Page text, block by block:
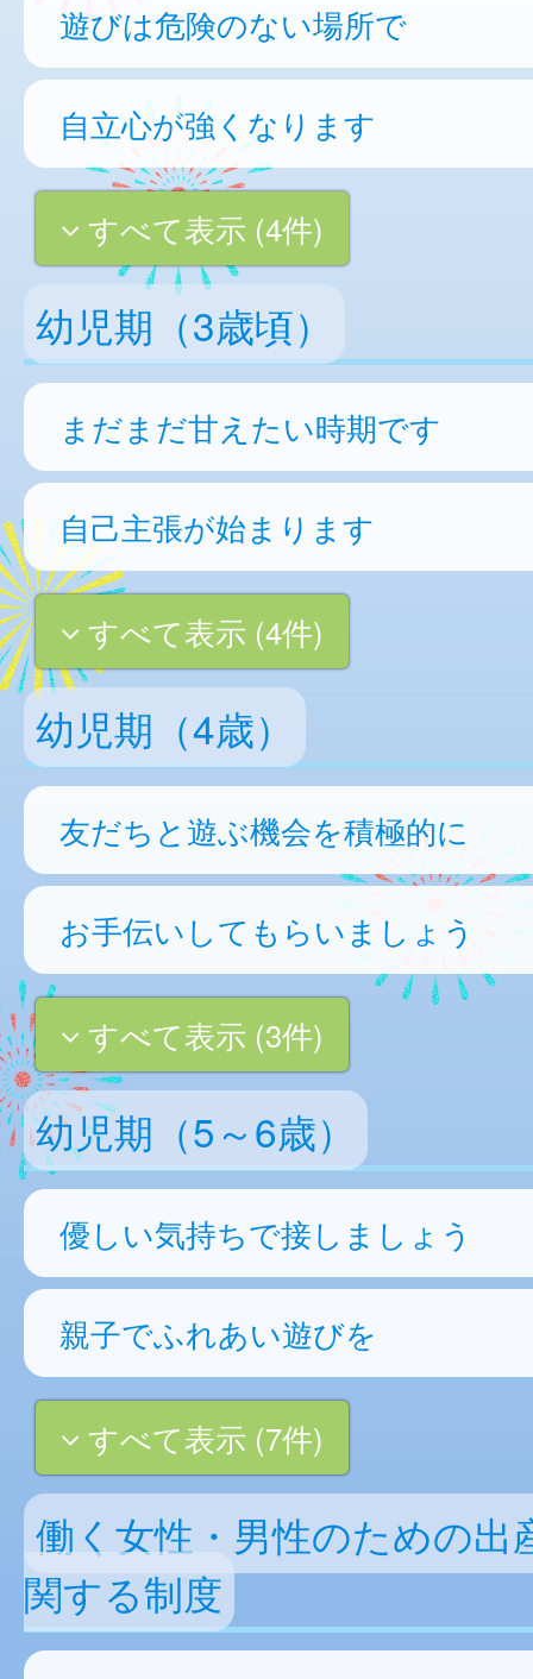
遊びは危険のない場所で
自立心が強くなります
すべて表示 (4件)
幼児期（3歳頃）
まだまだ甘えたい時期です
自己主張が始まります
すべて表示 (4件)
幼児期（4歳）
友だちと遊ぶ機会を積極的に
お手伝いしてもらいましょう
すべて表示 (3件)
幼児期（5～6歳）
優しい気持ちで接しましょう
親子でふれあい遊びを
すべて表示 (7件)
働く女性・男性のための出
関する制度